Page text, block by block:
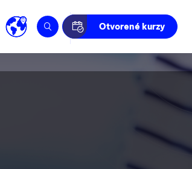
Otvorené kurzy